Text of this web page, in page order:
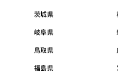
茨城県
岐阜県
鳥取県
福島県